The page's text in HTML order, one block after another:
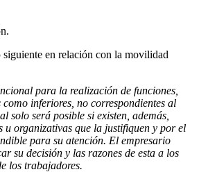
en relación con la movilidad
para la realización de funciones,
como inferiores, no correspondientes al
solo será posible si existen, además,
u organizativas que la justifiquen y por el
para su atención. El empresario
su decisión y las razones de esta a los
los trabajadores.